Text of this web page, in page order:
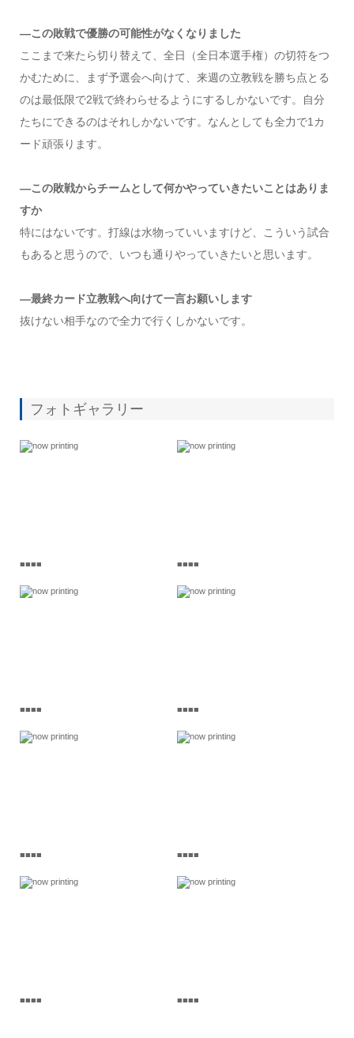
―この敗戦で優勝の可能性がなくなりました
ここまで来たら切り替えて、全日（全日本選手権）の切符をつ
かむために、まず予選会へ向けて、来週の立教戦を勝ち点とる
のは最低限で2戦で終わらせるようにするしかないです。自分
たちにできるのはそれしかないです。なんとしても全力で1カ
ード頑張ります。
―この敗戦からチームとして何かやっていきたいことはありま
すか
特にはないです。打線は水物っていいますけど、こういう試合
もあると思うので、いつも通りやっていきたいと思います。
―最終カード立教戦へ向けて一言お願いします
抜けない相手なので全力で行くしかないです。
フォトギャラリー
■■■■ ■■■■
■■■■ ■■■■
■■■■ ■■■■
■■■■ ■■■■